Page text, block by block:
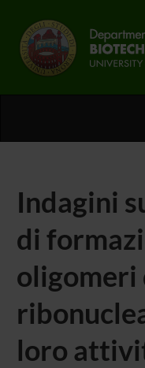
Indagini
di
oligomeri
loro